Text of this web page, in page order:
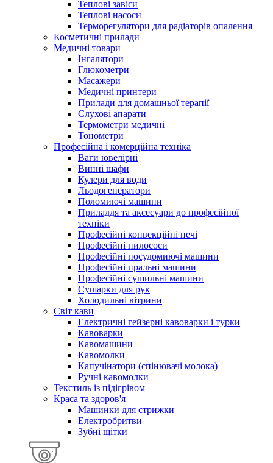
Теплові завіси
Теплові насоси
Терморегулятори для радіаторів опалення
Косметичні прилади
Медичні товари
Інгалятори
Глюкометри
Масажери
Медичні принтери
Прилади для домашньої терапії
Слухові апарати
Термометри медичні
Тонометри
Професійна і комерційна техніка
Ваги ювелірні
Винні шафи
Кулери для води
Льодогенератори
Поломиючі машини
Приладдя та аксесуари до професійної
техніки
Професійні конвекційні печі
Професійні пилососи
Професійні посудомиючі машини
Професійні пральні машини
Професійні сушильні машини
Сушарки для рук
Холодильні вітрини
Світ кави
Електричні гейзерні кавоварки і турки
Кавоварки
Кавомашини
Кавомолки
Капучінатори (спінювачі молока)
Ручні кавомолки
Текстиль із підігрівом
Краса та здоров'я
Машинки для стрижки
Електробритви
Зубні щітки